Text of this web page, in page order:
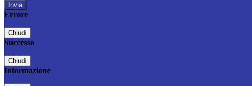
Errore
Chiudi
Successo
Chiudi
Informazione